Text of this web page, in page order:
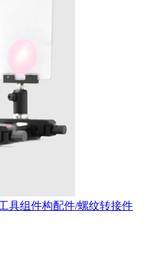
具组件构配件/螺纹转接件